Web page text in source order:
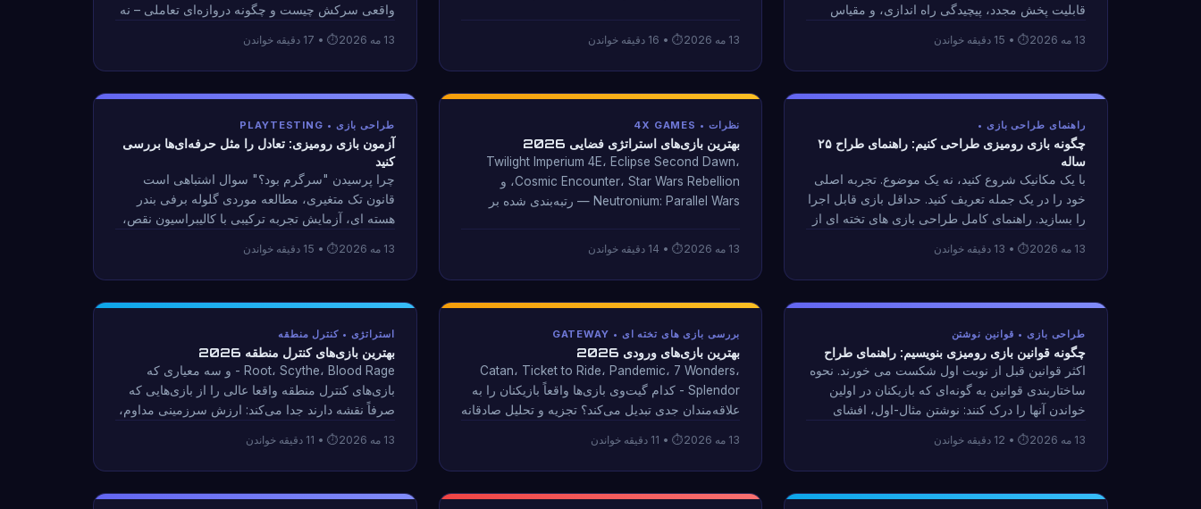
قابلیت پخش مجدد، پیچیدگی راه اندازی، و مقیاس
متفاوت را هدف قرار می‌دهند — در اینجا نحوه انتخاب
آمده است.
13 مه 2026 • 15 دقیقه خواندن
به علاوه آنچه را که در سه ماهه سوم تا چهارم سال
13 مه 2026 • 16 دقیقه خواندن
واقعی سرکش چیست و چگونه دروازه‌ای تعاملی – نه
می‌شود حلقه در مقوا کار کند.
13 مه 2026 • 17 دقیقه خواندن
راهنمای طراحی بازی •
چگونه بازی رومیزی طراحی کنیم: راهنمای طراح ۲۵
ساله
با یک مکانیک شروع کنید، نه یک موضوع. تجربه اصلی
خود را در یک جمله تعریف کنید. حداقل بازی قابل اجرا
را بسازید. راهنمای کامل طراحی بازی های تخته ای از
13 مه 2026 • 13 دقیقه خواندن
نظرات • 4X GAMES
بهترین بازی‌های استراتژی فضایی 2026
Twilight Imperium 4E، Eclipse Second Dawn،
Cosmic Encounter، Star Wars Rebellion، و
Neutronium: Parallel Wars — رتبه‌بندی شده بر
جدول مقایسه و راهنمای خریدار است.
13 مه 2026 • 14 دقیقه خواندن
طراحی بازی • PLAYTESTING
آزمون بازی رومیزی: تعادل را مثل حرفه‌ای‌ها بررسی
کنید
چرا پرسیدن "سرگرم بود؟" سوال اشتباهی است
قانون تک متغیری، مطالعه موردی گلوله برفی بندر
هسته ای، آزمایش تجربه ترکیبی با کالیبراسیون نقص،
جلسات مستند.
13 مه 2026 • 15 دقیقه خواندن
طراحی بازی • قوانین نوشتن
چگونه قوانین بازی رومیزی بنویسیم: راهنمای طراح
اکثر قوانین قبل از نوبت اول شکست می خورند. نحوه
ساختاربندی قوانین به گونه‌ای که بازیکنان در اولین
خواندن آنها را درک کنند: نوشتن مثال-اول، افشای
جنگ‌های موازی به بازیکنان جدید.
13 مه 2026 • 12 دقیقه خواندن
بررسی بازی های تخته ای • GATEWAY
بهترین بازی‌های ورودی 2026
Catan، Ticket to Ride، Pandemic، 7 Wonders،
Splendor - کدام گیت‌وی بازی‌ها واقعاً بازیکنان را به
علاقه‌مندان جدی تبدیل می‌کند؟ تجزیه و تحلیل صادقانه
بازیکنان را آماده نمی کند.
13 مه 2026 • 11 دقیقه خواندن
استراتژی • کنترل منطقه
بهترین بازی‌های کنترل منطقه 2026
Root، Scythe، Blood Rage - و سه معیاری که
بازی‌های کنترل منطقه واقعا عالی را از بازی‌هایی که
صرفاً نقشه دارند جدا می‌کند: ارزش سرزمینی مداوم،
مجازات.
13 مه 2026 • 11 دقیقه خواندن